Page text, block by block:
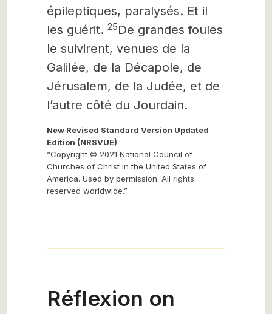
épileptiques, paralysés. Et il
les guérit. 25De grandes foules
le suivirent, venues de la
Galilée, de la Décapole, de
Jérusalem, de la Judée, et de
l’autre côté du Jourdain.
New Revised Standard Version Updated
Edition (NRSVUE)
“Copyright © 2021 National Council of
Churches of Christ in the United States of
America. Used by permission. All rights
reserved worldwide.”
Réflexion on